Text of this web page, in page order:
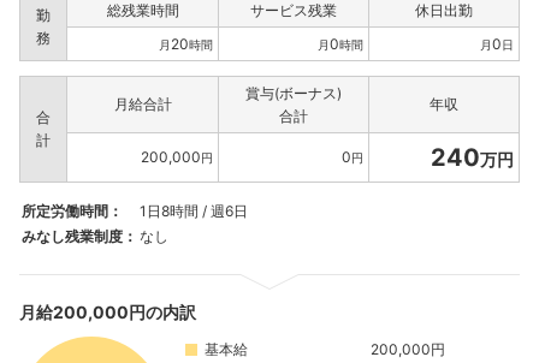
勤
務
総残業時間 サービス残業 休日出勤
月 20時間 月0時間 月0日
合
計
月給合計
賞与(ボーナス)
合計
年収
200,000円 0円 240万円
所定労働時間：
1日8時間 / 週6日
みなし残業制度： なし
月給200,000円の内訳
基本給
200,000円